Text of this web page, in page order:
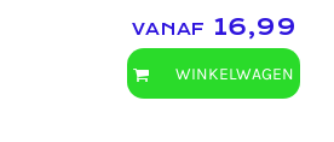
vanaf 16,99
WINKELWAGEN